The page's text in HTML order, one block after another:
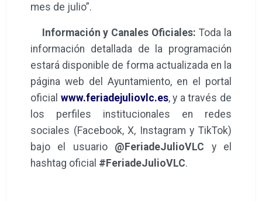
mes de julio”.
Información y Canales Oficiales: Toda la
información detallada de la programación
estará disponible de forma actualizada en la
página web del Ayuntamiento, en el portal
oficial www.feriadejuliovlc.es, y a través de
los perfiles institucionales en redes
sociales (Facebook, X, Instagram y TikTok)
bajo el usuario @FeriadeJulioVLC y el
hashtag oficial #FeriadeJulioVLC.